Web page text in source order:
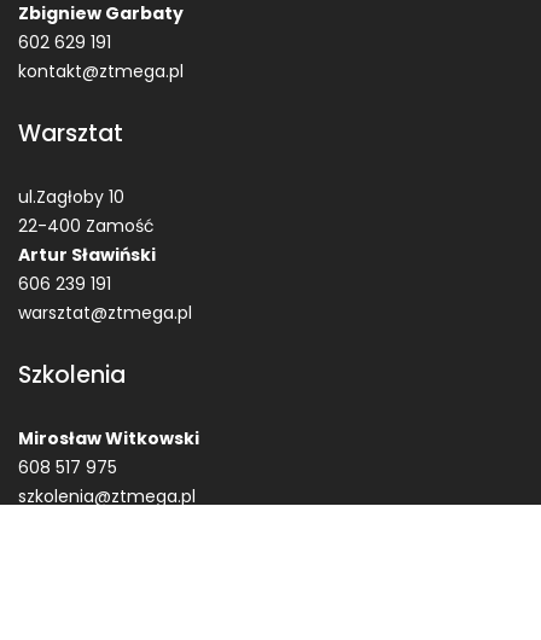
Zbigniew Garbaty
602 629 191
kontakt@ztmega.pl
Warsztat
ul.Zagłoby 10
22-400 Zamość
Artur Sławiński
606 239 191
warsztat@ztmega.pl
Szkolenia
Mirosław Witkowski
608 517 975
szkolenia@ztmega.pl